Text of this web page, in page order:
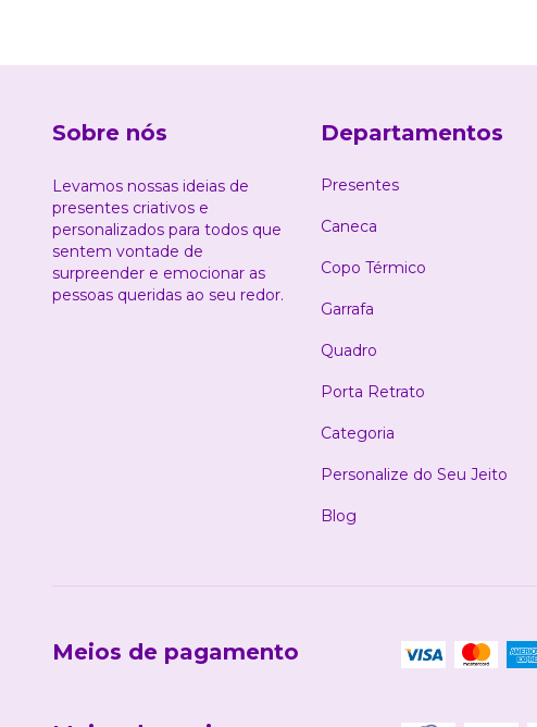
Sobre nós
Levamos nossas ideias de
presentes criativos e
personalizados para todos que
sentem vontade de
surpreender e emocionar as
pessoas queridas ao seu redor.
Departamentos
Presentes
Caneca
Copo Térmico
Garrafa
Quadro
Porta Retrato
Categoria
Personalize do Seu Jeito
Blog
Meios de pagamento